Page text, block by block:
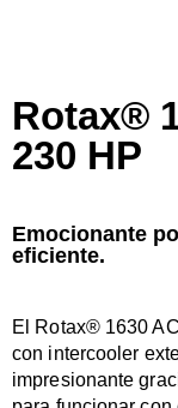
Rotax®
230 HP
Emocionante
eficiente.
El Rotax® 1630
con intercooler
impresionante